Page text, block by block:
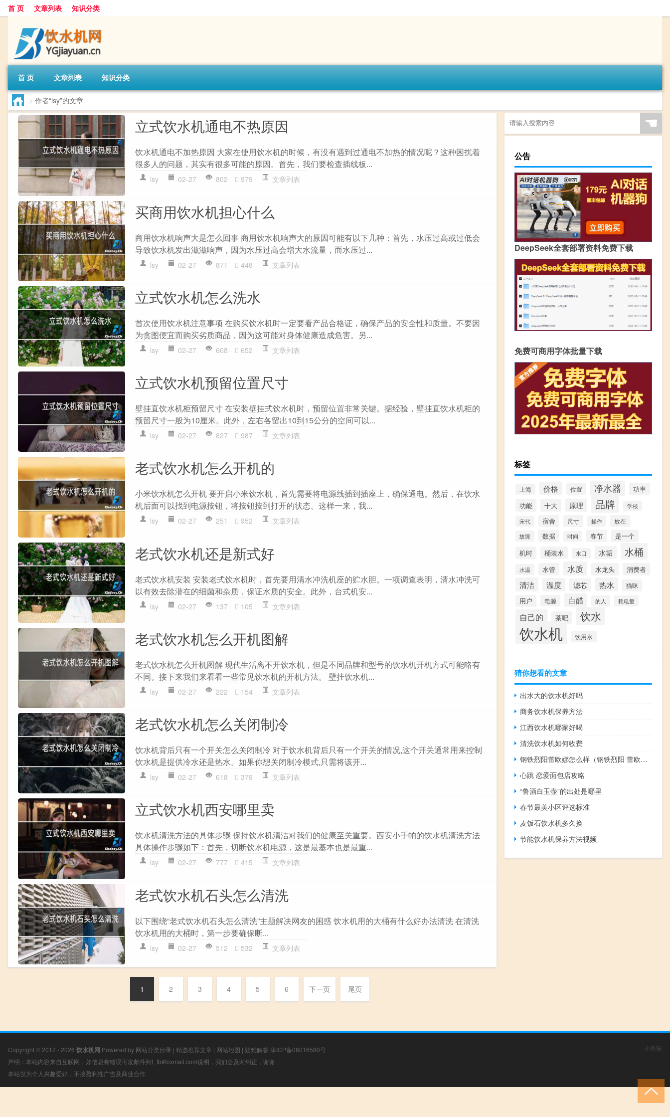
首 页 文章列表 知识分类
首 页 文章列表 知识分类
> 作者“lsy”的文章
立式饮水机通电不热原因
饮水机通电不加热原因 大家在使用饮水机的时候，有没有遇到过通电不加热的情况呢？这种困扰着
很多人的问题，其实有很多可能的原因。首先，我们要检查插线板...
lsy 02-27 802 979 文章列表
买商用饮水机担心什么
商用饮水机响声大是怎么回事 商用饮水机响声大的原因可能有以下几种：首先，水压过高或过低会
导致饮水机发出滋滋响声，因为水压过高会增大水流量，而水压过...
lsy 02-27 871 448 文章列表
立式饮水机怎么洗水
首次使用饮水机注意事项 在购买饮水机时一定要看产品合格证，确保产品的安全性和质量。不要因
为贪图便宜而购买劣质商品，因为这可能对身体健康造成危害。另...
lsy 02-27 608 652 文章列表
立式饮水机预留位置尺寸
壁挂直饮水机柜预留尺寸 在安装壁挂式饮水机时，预留位置非常关键。据经验，壁挂直饮水机柜的
预留尺寸一般为10厘米。此外，左右各留出10到15公分的空间可以...
lsy 02-27 827 987 文章列表
老式饮水机怎么开机的
小米饮水机怎么开机 要开启小米饮水机，首先需要将电源线插到插座上，确保通电。然后，在饮水
机后面可以找到电源按钮，将按钮按到打开的状态。这样一来，我...
lsy 02-27 251 952 文章列表
老式饮水机还是新式好
老式饮水机安装 安装老式饮水机时，首先要用清水冲洗机座的贮水胆。一项调查表明，清水冲洗可
以有效去除潜在的细菌和杂质，保证水质的安全。此外，台式机安...
lsy 02-27 137 105 文章列表
老式饮水机怎么开机图解
老式饮水机怎么开机图解 现代生活离不开饮水机，但是不同品牌和型号的饮水机开机方式可能略有
不同。接下来我们来看看一些常见饮水机的开机方法。 壁挂饮水机...
lsy 02-27 222 154 文章列表
老式饮水机怎么关闭制冷
饮水机背后只有一个开关怎么关闭制冷 对于饮水机背后只有一个开关的情况,这个开关通常用来控制
饮水机是提供冷水还是热水。如果你想关闭制冷模式,只需将该开...
lsy 02-27 618 379 文章列表
立式饮水机西安哪里卖
饮水机清洗方法的具体步骤 保持饮水机清洁对我们的健康至关重要。西安小手帕的饮水机清洗方法
具体操作步骤如下：首先，切断饮水机电源，这是最基本也是最重...
lsy 02-27 777 415 文章列表
老式饮水机石头怎么清洗
以下围绕“老式饮水机石头怎么清洗”主题解决网友的困惑 饮水机用的大桶有什么好办法清洗 在清洗
饮水机用的大桶时，第一步要确保断...
lsy 02-27 512 532 文章列表
1 2 3 4 5 6 下一页 尾页
☚
公告
DeepSeek全套部署资料免费下载
免费可商用字体批量下载
标签
上海 价格 位置 净水器
功率
功能
十大 原理 品牌 学校
宋代 宿舍 尺寸 操作 放在
故障 数据 时间 春节
是一个
机时
桶装水 水口 水垢 水桶
水温 水管 水质 水龙头 消费者
清洁 温度 滤芯 热水
猫咪
用户
电源 白醋 的人 耗电量
自己的 茶吧 饮水
饮水机 饮用水
猜你想看的文章
出水大的饮水机好吗
商务饮水机保养方法
江西饮水机哪家好喝
清洗饮水机如何收费
钢铁烈阳蕾欧娜怎么样（钢铁烈阳 蕾欧娜）
心跳 恋爱面包店攻略
“鲁酒白玉壶”的出处是哪里
春节最美小区评选标准
麦饭石饮水机多久换
节能饮水机保养方法视频
Copyright © 2012 - 2026 饮水机网 Powered by 网站分类目录 | 精选推荐文章 | 网站地图 | 疑难解答 津ICP备06016580号
声明：本站内容来自互联网，如信息有错误可发邮件到f_fb#foxmail.com说明，我们会及时纠正，谢谢
本站仅为个人兴趣爱好，不接盈利性广告及商业合作
小男孩